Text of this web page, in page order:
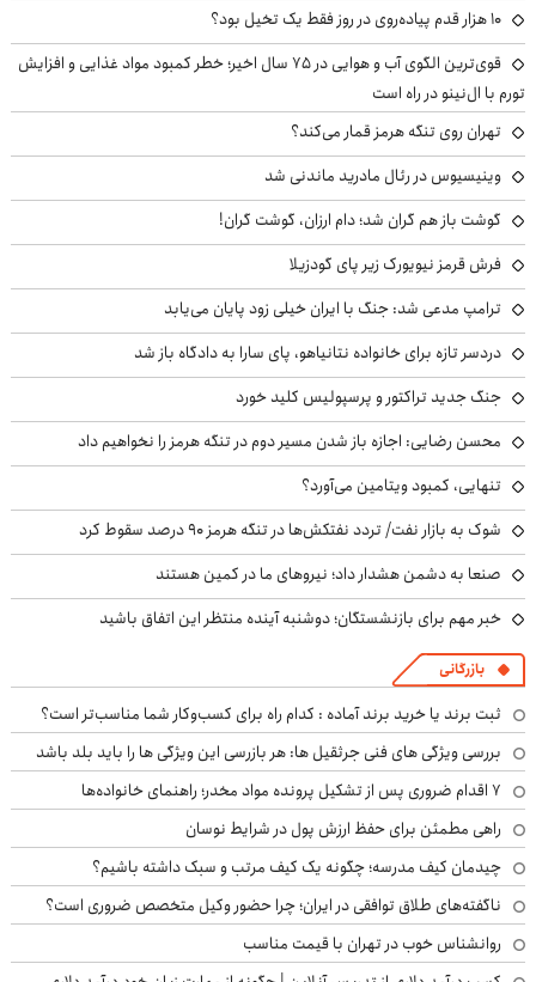
۱۰ هزار قدم پیاده‌روی در روز فقط یک تخیل بود؟
قوی‌ترین الگوی آب و هوایی در ۷۵ سال اخیر؛ خطر کمبود مواد غذایی و افزایش
تورم با ال‌نینو در راه است
تهران روی تنگه هرمز قمار می‌کند؟
وینیسیوس در رئال مادرید ماندنی شد
گوشت باز هم گران شد؛ دام ارزان، گوشت گران!
فرش قرمز نیویورک زیر پای گودزیلا
ترامپ مدعی شد: جنگ با ایران خیلی زود پایان می‌یابد
دردسر تازه برای خانواده نتانیاهو، پای سارا به دادگاه باز شد
جنگ جدید تراکتور و پرسپولیس کلید خورد
محسن رضایی: اجازه باز شدن مسیر دوم در تنگه هرمز را نخواهیم داد
تنهایی، کمبود ویتامین می‌آورد؟
شوک به بازار نفت/ تردد نفتکش‌ها در تنگه هرمز ۹۰ درصد سقوط کرد
صنعا به دشمن هشدار داد؛ نیروهای ما در کمین هستند
خبر مهم برای بازنشستگان؛ دوشنبه آینده منتظر این اتفاق باشید
بازرگانی
ثبت برند یا خرید برند آماده : کدام راه برای کسب‌وکار شما مناسب‌تر است؟
بررسی ویژگی های فنی جرثقیل ها: هر بازرسی این ویژگی ها را باید بلد باشد
۷ اقدام ضروری پس از تشکیل پرونده مواد مخدر؛ راهنمای خانواده‌ها
راهی مطمئن برای حفظ ارزش پول در شرایط نوسان
چیدمان کیف مدرسه؛ چگونه یک کیف مرتب و سبک داشته باشیم؟
ناگفته‌های طلاق توافقی در ایران؛ چرا حضور وکیل متخصص ضروری است؟
روانشناس خوب در تهران با قیمت مناسب